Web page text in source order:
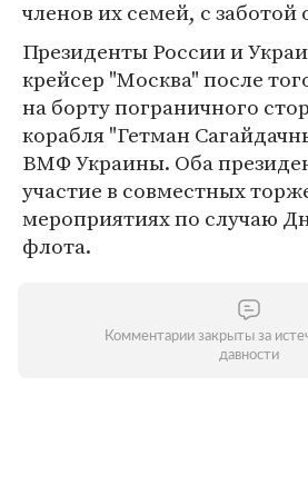
членов их семей, с заботой
Президенты России и
крейсер "Москва" после
на борту пограничного
корабля "Гетман
ВМФ Украины. Оба
участие в совместных
мероприятиях по случаю
флота.
Комментарии закрыты за
давности